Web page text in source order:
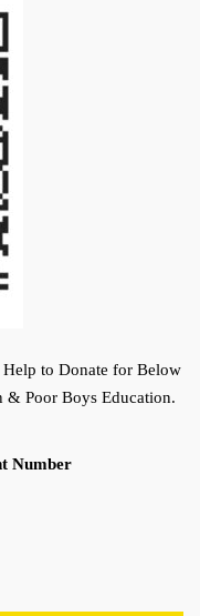
to Donate for Below
& Poor Boys Education.
Number